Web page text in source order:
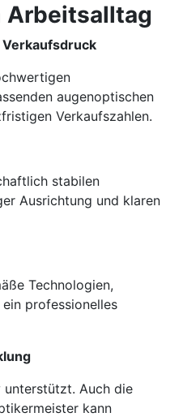
Arbeitsalltag
augenoptischen
Verkaufszahlen.
stabilen
Ausrichtung und klaren
Technologien,
professionelles
Auch die
kann